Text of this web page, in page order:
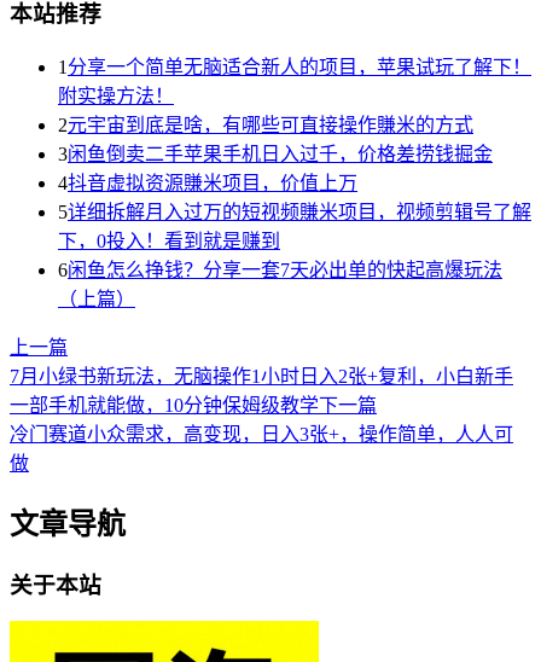
本站推荐
1 分享一个简单无脑适合新人的项目，苹果试玩了解下！
附实操方法！
2元宇宙到底是啥，有哪些可直接操作賺米的方式
3闲鱼倒卖二手苹果手机日入过千，价格差捞钱掘金
4抖音虚拟资源賺米项目，价值上万
5详细拆解月入过万的短视频賺米项目，视频剪辑号了解
下，0投入！看到就是赚到
6闲鱼怎么挣钱？分享一套7天必出单的快起高爆玩法
（上篇）
上一篇
7月小绿书新玩法，无脑操作1小时日入2张+复利，小白新手
一部手机就能做，10分钟保姆级教学下一篇
冷门赛道小众需求，高变现，日入3张+，操作简单，人人可
做
文章导航
关于本站